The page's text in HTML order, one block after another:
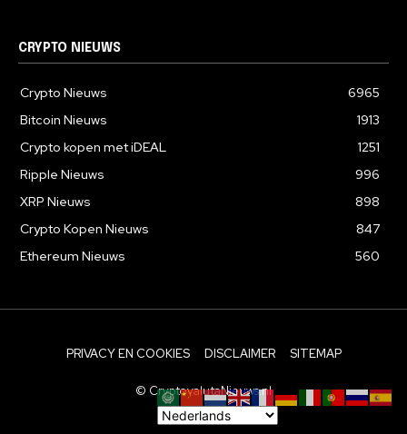
CRYPTO NIEUWS
Crypto Nieuws
6965
Bitcoin Nieuws
1913
Crypto kopen met iDEAL
1251
Ripple Nieuws
996
XRP Nieuws
898
Crypto Kopen Nieuws
847
Ethereum Nieuws
560
PRIVACY EN COOKIES DISCLAIMER SITEMAP
© CryptovalutaNieuws.nl